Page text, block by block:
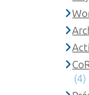
(4)